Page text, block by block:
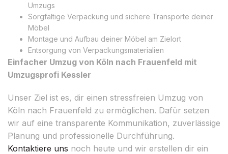
Umzugs
Sorgfältige Verpackung und sichere Transporte deiner
Möbel
Montage und Aufbau deiner Möbel am Zielort
Entsorgung von Verpackungsmaterialien
Einfacher Umzug von Köln nach Frauenfeld mit
Umzugsprofi Kessler
Unser Ziel ist es, dir einen stressfreien Umzug von
Köln nach Frauenfeld zu ermöglichen. Dafür setzen
wir auf eine transparente Kommunikation, zuverlässige
Planung und professionelle Durchführung.
Kontaktiere uns noch heute und wir erstellen dir ein